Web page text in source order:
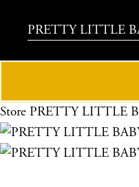
PRETTY LITTLE
Store PRETTY LITTLE